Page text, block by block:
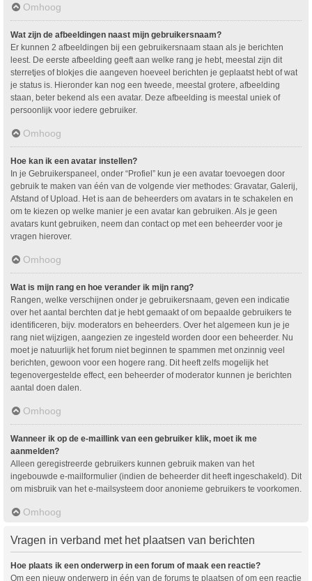
Omhoog
Wat zijn de afbeeldingen naast mijn gebruikersnaam?
Er kunnen 2 afbeeldingen bij een gebruikersnaam staan als je berichten
leest. De eerste afbeelding geeft aan welke rang je hebt, meestal zijn dit
sterretjes of blokjes die aangeven hoeveel berichten je geplaatst hebt of wat
je status is. Hieronder kan nog een tweede, meestal grotere, afbeelding
staan, beter bekend als een avatar. Deze afbeelding is meestal uniek of
persoonlijk voor iedere gebruiker.
Omhoog
Hoe kan ik een avatar instellen?
In je Gebruikerspaneel, onder “Profiel” kun je een avatar toevoegen door
gebruik te maken van één van de volgende vier methodes: Gravatar, Galerij,
Afstand of Upload. Het is aan de beheerders om avatars in te schakelen en
om te kiezen op welke manier je een avatar kan gebruiken. Als je geen
avatars kunt gebruiken, neem dan contact op met een beheerder voor je
vragen hierover.
Omhoog
Wat is mijn rang en hoe verander ik mijn rang?
Rangen, welke verschijnen onder je gebruikersnaam, geven een indicatie
over het aantal berchten dat je hebt gemaakt of om bepaalde gebruikers te
identificeren, bijv. moderators en beheerders. Over het algemeen kun je je
rang niet wijzigen, aangezien ze ingesteld worden door een beheerder. Nu
moet je natuurlijk het forum niet beginnen te spammen met onzinnig veel
berichten, gewoon voor een hogere rang. Dit heeft zelfs mogelijk het
tegenovergestelde effect, een beheerder of moderator kunnen je berichten
aantal doen dalen.
Omhoog
Wanneer ik op de e-maillink van een gebruiker klik, moet ik me
aanmelden?
Alleen geregistreerde gebruikers kunnen gebruik maken van het
ingebouwde e-mailformulier (indien de beheerder dit heeft ingeschakeld). Dit
om misbruik van het e-mailsysteem door anonieme gebruikers te voorkomen.
Omhoog
Vragen in verband met het plaatsen van berichten
Hoe plaats ik een onderwerp in een forum of maak een reactie?
Om een nieuw onderwerp in één van de forums te plaatsen of om een reactie